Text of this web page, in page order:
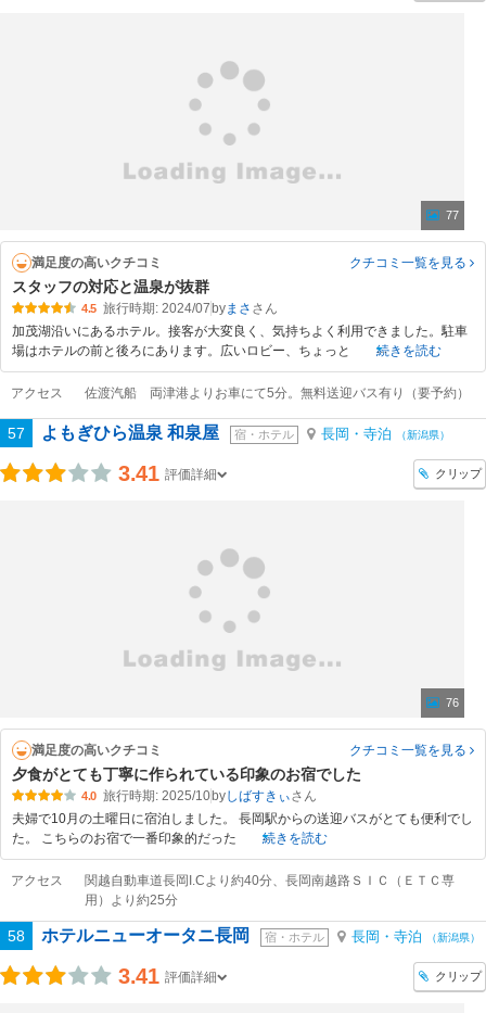
77
満足度の高いクチコミ クチコミ一覧を見る
スタッフの対応と温泉が抜群
4.5 旅行時期: 2024/07 byまさ
加茂湖沿いにあるホテル。接客が大変良く、気持ちよく利用できました。駐車
場はホテルの前と後ろにあります。広いロビー、ちょっと
続きを読む
アクセス 佐渡汽船 両津港よりお車にて5分。無料送迎バス有り（要予約）
57 よもぎひら温泉 和泉屋 宿・ホテル 長岡・寺泊 （新潟県）
3.41 評価詳細 クリップ
76
満足度の高いクチコミ クチコミ一覧を見る
夕食がとても丁寧に作られている印象のお宿でした
4.0 旅行時期: 2025/10byしばすきぃ
夫婦で10月の土曜日に宿泊しました。 長岡駅からの送迎バスがとても便利でし
た。 こちらのお宿で一番印象的だった
続きを読む
アクセス
関越自動車道長岡I.Cより約40分、長岡南越路ＳＩＣ（ＥＴＣ専
用）より約25分
58 ホテルニューオータニ長岡 宿・ホテル 長岡・寺泊 （新潟県）
3.41 評価詳細 クリップ